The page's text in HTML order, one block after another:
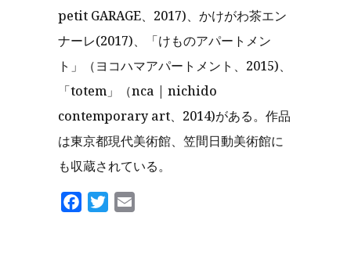
petit GARAGE、2017)、かけがわ茶エン
ナーレ(2017)、「けものアパートメン
ト」（ヨコハマアパートメント、2015)、
「totem」（nca | nichido
contemporary art、2014)がある。作品
は東京都現代美術館、笠間日動美術館に
も収蔵されている。
FacebookTwitter